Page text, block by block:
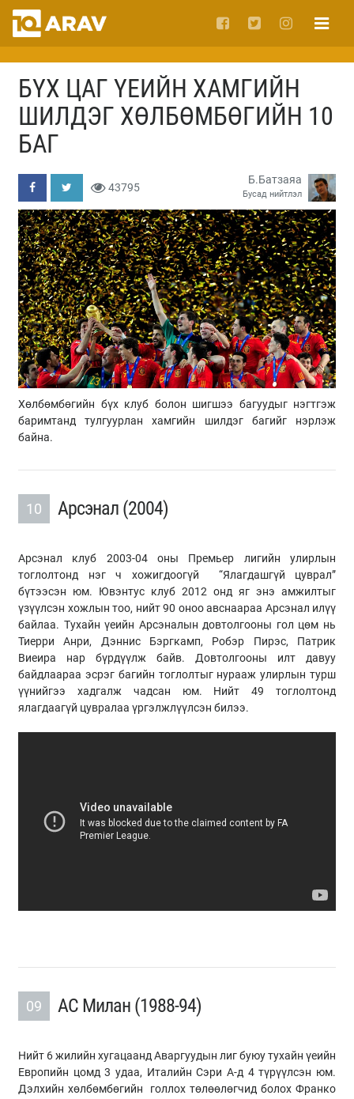
БҮХ ЦАГ ҮЕИЙН ХАМГИЙН
ШИЛДЭГ ХӨЛБӨМБӨГИЙН 10
БАГ
43795
Б.Батзаяа
Бусад нийтлэл
Хөлбөмбөгийн бүх клуб болон шигшээ багуудыг нэгтгэж
баримтанд тулгуурлан хамгийн шилдэг багийг нэрлэж
байна.
10 Арсэнал (2004)
Арсэнал клуб 2003-04 оны Премьер лигийн улирлын
тоглолтонд нэг ч хожигдоогүй “Ялагдашгүй цуврал”
бүтээсэн юм. Ювэнтус клуб 2012 онд яг энэ амжилтыг
үзүүлсэн хожлын тоо, нийт 90 оноо авснаараа Арсэнал илүү
байлаа. Тухайн үеийн Арсэналын довтолгооны гол цөм нь
Тиерри Анри, Дэннис Бэргкамп, Робэр Пирэс, Патрик
Виеира нар бүрдүүлж байв. Довтолгооны илт давуу
байдлаараа эсрэг багийн тоглолтыг нурааж улирлын турш
үүнийгээ хадгалж чадсан юм. Нийт 49 тоглолтонд
ялагдаагүй цувралаа үргэлжлүүлсэн билээ.
09 АС Милан (1988-94)
Нийт 6 жилийн хугацаанд Аваргуудын лиг буюу тухайн үеийн
Европийн цомд 3 удаа, Италийн Сэри А-д 4 түрүүлсэн юм.
Дэлхийн хөлбөмбөгийн голлох төлөөлөгчид болох Франко